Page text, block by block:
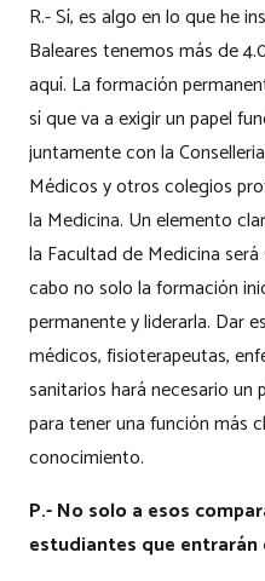
R.- Sí, es algo en lo que he
Baleares tenemos más de
aquí. La formación
sí que va a exigir un papel
juntamente con la
Médicos y otros colegios
la Medicina. Un elemento
la Facultad de Medicina
cabo no solo la formación
permanente y liderarla. Dar
médicos, fisioterapeutas,
sanitarios hará necesario un
para tener una función más
conocimiento.
P.- No solo a esos
estudiantes que entrarán